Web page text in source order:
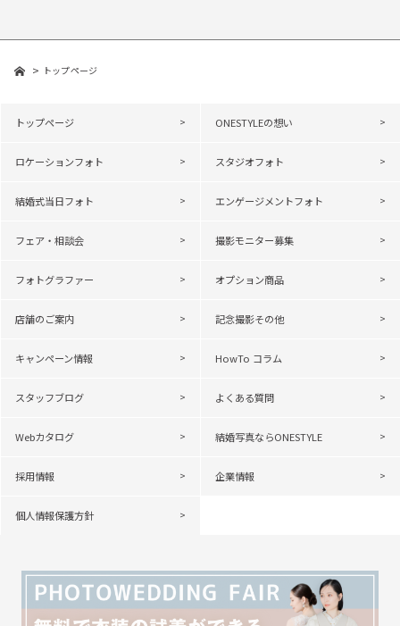
トップページ
トップページ ONESTYLEの想い
ロケーションフォト スタジオフォト
結婚式当日フォト エンゲージメントフォト
フェア・相談会 撮影モニター募集
フォトグラファー オプション商品
店舗のご案内 記念撮影その他
キャンペーン情報 HowTo コラム
スタッフブログ よくある質問
Webカタログ 結婚写真ならONESTYLE
採用情報 企業情報
個人情報保護方針